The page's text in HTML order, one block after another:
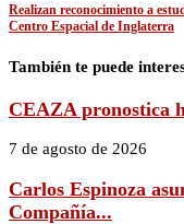
Realizan reconocimiento a
Centro Espacial de Inglaterra
También te puede
CEAZA pronostica
7 de agosto de 2026
Carlos Espinoza
Compañía...